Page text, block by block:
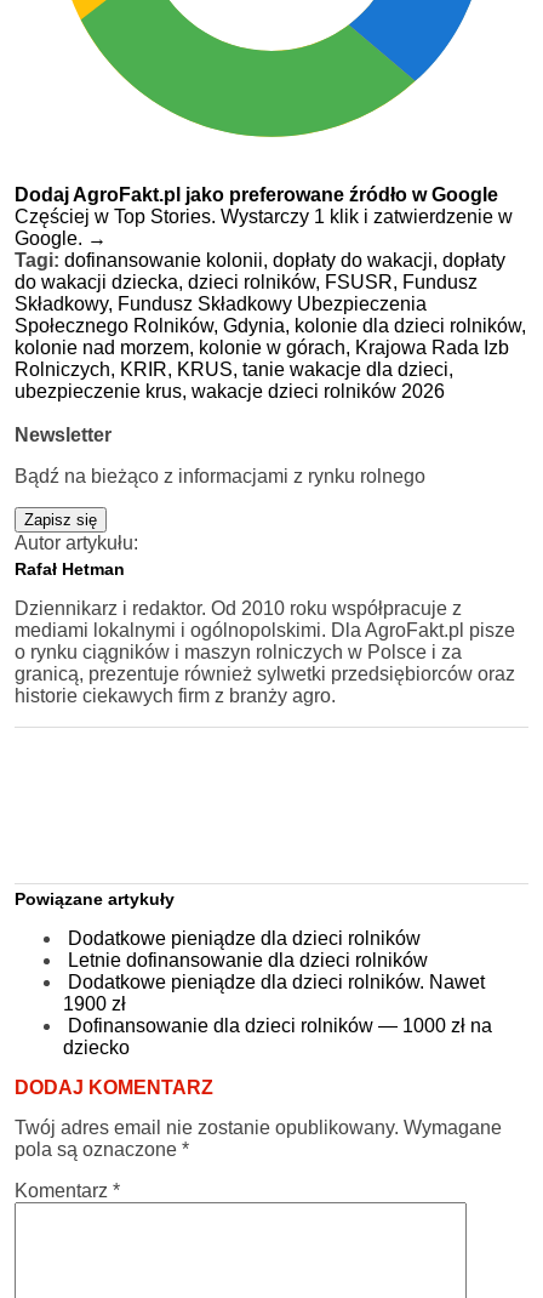
Dodaj AgroFakt.pl jako preferowane źródło w Google
Częściej w Top Stories. Wystarczy 1 klik i zatwierdzenie w
Google. →
Tagi: dofinansowanie kolonii, dopłaty do wakacji, dopłaty
do wakacji dziecka, dzieci rolników, FSUSR, Fundusz
Składkowy, Fundusz Składkowy Ubezpieczenia
Społecznego Rolników, Gdynia, kolonie dla dzieci rolników,
kolonie nad morzem, kolonie w górach, Krajowa Rada Izb
Rolniczych, KRIR, KRUS, tanie wakacje dla dzieci,
ubezpieczenie krus, wakacje dzieci rolników 2026
Newsletter
Bądź na bieżąco z informacjami z rynku rolnego
Zapisz się
Autor artykułu:
Rafał Hetman
Dziennikarz i redaktor. Od 2010 roku współpracuje z
mediami lokalnymi i ogólnopolskimi. Dla AgroFakt.pl pisze
o rynku ciągników i maszyn rolniczych w Polsce i za
granicą, prezentuje również sylwetki przedsiębiorców oraz
historie ciekawych firm z branży agro.
Powiązane artykuły
Dodatkowe pieniądze dla dzieci rolników
Letnie dofinansowanie dla dzieci rolników
Dodatkowe pieniądze dla dzieci rolników. Nawet
1900 zł
Dofinansowanie dla dzieci rolników — 1000 zł na
dziecko
DODAJ KOMENTARZ
Twój adres email nie zostanie opublikowany. Wymagane
pola są oznaczone *
Komentarz *